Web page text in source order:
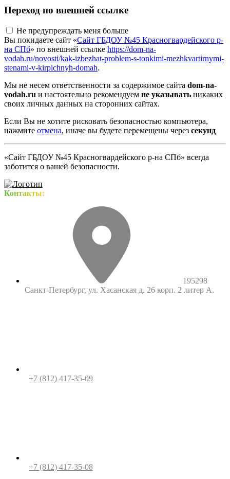
Переход по внешней ссылке
Не предупреждать меня больше
Вы покидаете сайт «Сайт ГБДОУ №45 Красногвардейского р-
на СПб» по внешней ссылке https://dom-na-
vodah.ru/novosti/kak-izbezhat-problem-s-tonkimi-mezhkvartirnymi-
stenami-v-kirpichnyh-domah.
Мы не несем ответственности за содержимое сайта dom-na-
vodah.ru и настоятельно рекомендуем не указывать никаких
своих личных данных на сторонних сайтах.
Если Вы не хотите рисковать безопасностью компьютера,
нажмите отмена, иначе вы будете перемещены через секунд
«Сайт ГБДОУ №45 Красногвардейского р-на СПб» всегда
заботится о вашей безопасности.
Контакты:
195298
Санкт-Петербург, ул. Хасанская д. 26 корп. 2 литер А.
+7 (812) 417-35-09
+7 (812) 417-35-08